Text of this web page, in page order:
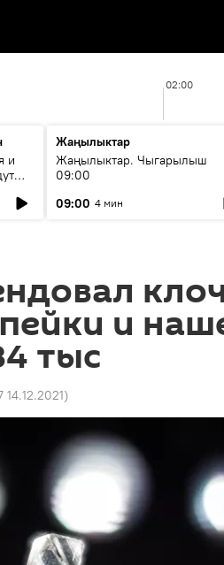
02:00
и
Жаңылыктар
Жаңылыктар. Чыгарылыш
09:00
09:00 4 мин
и
тыс
14.12.2021)